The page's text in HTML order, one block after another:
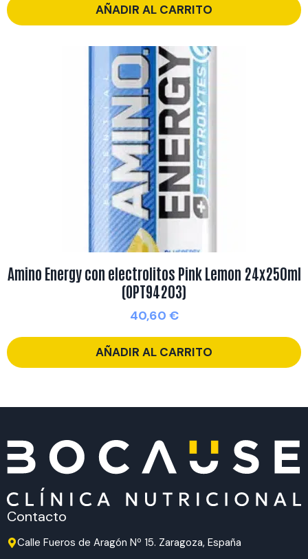
AÑADIR AL CARRITO
Amino Energy con electrolitos Pink Lemon 24x250ml
(OPT94203)
40,60 €
AÑADIR AL CARRITO
Contacto
Calle Fueros de Aragón Nº 15. Zaragoza, España